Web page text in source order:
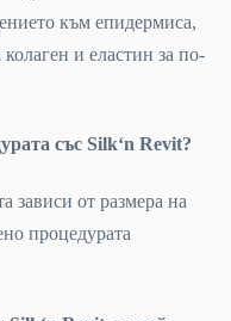
към епидермиса,
и еластин за по-
със Silk‘n Revit?
зависи от размера на
процедурата